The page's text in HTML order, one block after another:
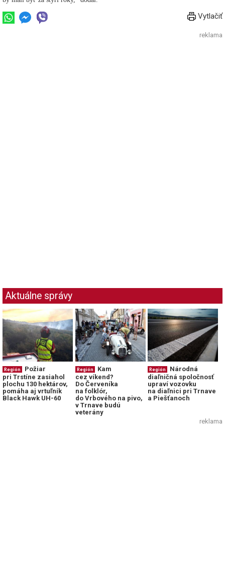
Vytlačiť
reklama
Aktuálne správy
Región
Požiar
pri Trstíne zasiahol
plochu 130 hektárov,
pomáha aj vrtuľník
Black Hawk UH-60
Región
Kam
cez víkend?
Do Červeníka
na folklór,
do Vrbového na pivo,
v Trnave budú
veterány
Región
Národná
diaľničná spoločnosť
upraví vozovku
na diaľnici pri Trnave
a Piešťanoch
reklama